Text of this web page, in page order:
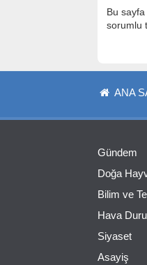
Bu
sorumlu
ANA
Gündem
Doğa
Bilim ve
Hava
Siyaset
Asayiş